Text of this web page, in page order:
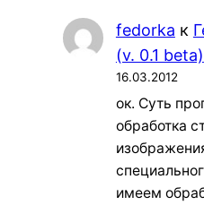
fedorka к
(v. 0.1 beta)
16.03.2012
ок. Суть
обработка
имеем